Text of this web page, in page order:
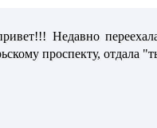
Недавно
проспекту, отдала